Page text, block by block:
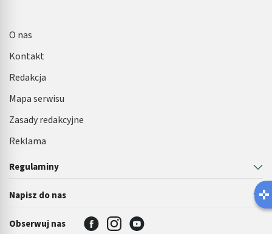
Regulaminy
Napisz do nas
O nas
Kontakt
Redakcja
Mapa serwisu
Zasady redakcyjne
Reklama
Obserwuj nas